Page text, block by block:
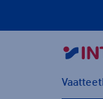
Vaatteet